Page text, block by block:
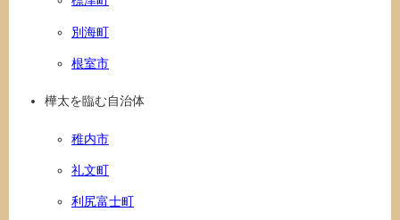
別海町
根室市
樺太を臨む自治体
稚内市
礼文町
利尻富士町